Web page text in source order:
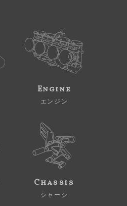
Engine
エンジン
Chassis
シャーシ